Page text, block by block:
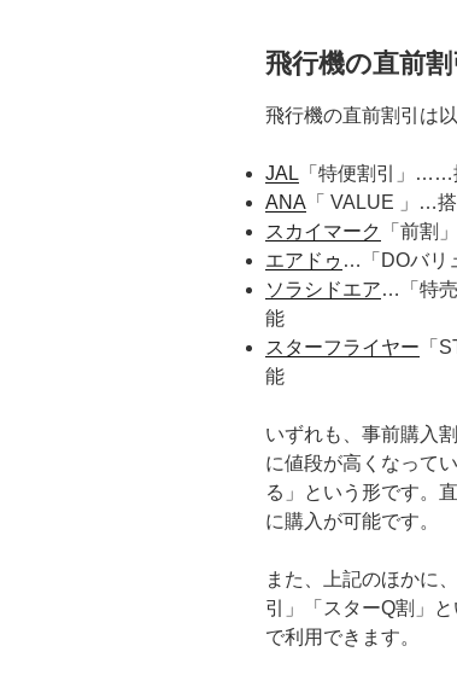
飛行機の直前
飛行機の直前割引は
JAL 「特便割引」……
ANA 「 VALUE 」…
スカイマーク
「前割
エアドゥ …「DOバリ
ソラシドエア…「特
能
スターフライヤー 「
能
いずれも、事前購入
に値段が高くなって
る」という形です。
に購入が可能です。
また、上記のほかに
引」「スターQ割」
で利用できます。